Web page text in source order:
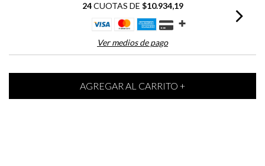
24CUOTAS DE $10.934,19
Ver medios de pago